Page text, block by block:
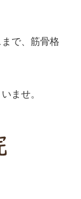
で、筋骨格
ませ。